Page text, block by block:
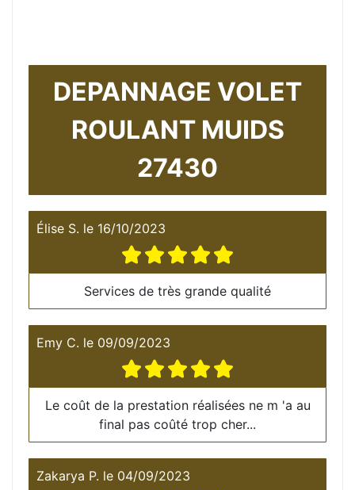
DEPANNAGE VOLET
ROULANT MUIDS
27430
Élise S. le 16/10/2023
Services de très grande qualité
Emy C. le 09/09/2023
Le coût de la prestation réalisées ne m 'a au
final pas coûté trop cher...
Zakarya P. le 04/09/2023